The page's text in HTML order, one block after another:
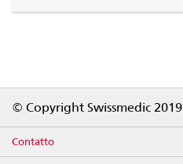
© Copyright Swissmedic 2019
Contatto